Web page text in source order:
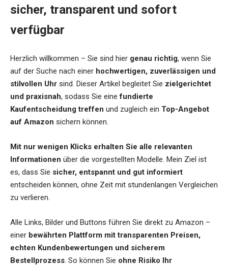
sicher, transparent und sofort
verfügbar
Herzlich willkommen – Sie sind hier genau richtig, wenn Sie
auf der Suche nach einer hochwertigen, zuverlässigen und
stilvollen Uhr sind. Dieser Artikel begleitet Sie zielgerichtet
und praxisnah, sodass Sie einefundierte
Kaufentscheidung treffen und zugleich ein Top-Angebot
auf Amazon sichern können.
Mit nur wenigen Klicks erhalten Sie alle relevanten
Informationen über die vorgestellten Modelle. Mein Ziel ist
es, dass Sie sicher, entspannt und gut informiert
entscheiden können, ohne Zeit mit stundenlangen Vergleichen
zu verlieren.
Alle Links, Bilder und Buttons führen Sie direkt zu Amazon –
einer bewährten Plattform mit transparenten Preisen,
echten Kundenbewertungen und sicherem
Bestellprozess. So können Sie ohne Risiko Ihr